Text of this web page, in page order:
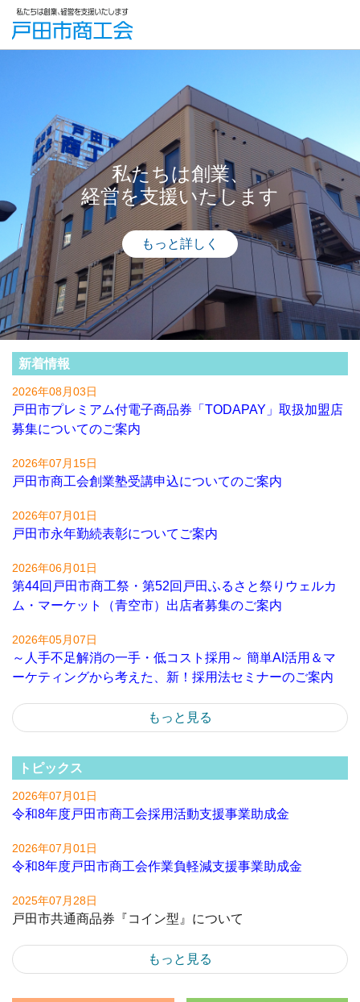
私たちは創業、
経営を支援いたします
もっと詳しく
新着情報
2026年08月03日
戸田市プレミアム付電子商品券「TODAPAY」取扱加盟店
募集についてのご案内
2026年07月15日
戸田市商工会創業塾受講申込についてのご案内
2026年07月01日
戸田市永年勤続表彰についてご案内
2026年06月01日
第44回戸田市商工祭・第52回戸田ふるさと祭りウェルカ
ム・マーケット（青空市）出店者募集のご案内
2026年05月07日
～人手不足解消の一手・低コスト採用～ 簡単AI活用＆マ
ーケティングから考えた、新！採用法セミナーのご案内
もっと見る
トピックス
2026年07月01日
令和8年度戸田市商工会採用活動支援事業助成金
2026年07月01日
令和8年度戸田市商工会作業負軽減支援事業助成金
2025年07月28日
戸田市共通商品券『コイン型』について
もっと見る